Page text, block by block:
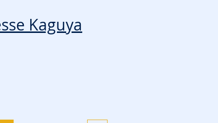
Kaguya